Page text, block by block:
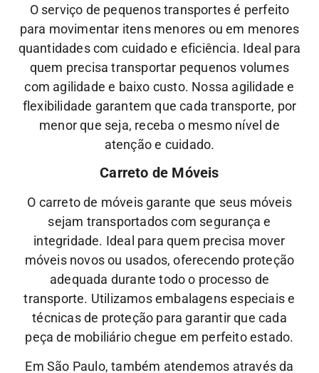
O serviço de pequenos transportes é perfeito
para movimentar itens menores ou em menores
quantidades com cuidado e eficiência. Ideal para
quem precisa transportar pequenos volumes
com agilidade e baixo custo. Nossa agilidade e
flexibilidade garantem que cada transporte, por
menor que seja, receba o mesmo nível de
atençãoe cuidado.
Carreto de Móveis
O carreto de móveis garante que seus móveis
sejam transportados com segurança e
integridade. Ideal para quem precisa mover
móveis novos ou usados, oferecendo proteção
adequada durante todo o processo de
transporte. Utilizamos embalagens especiais e
técnicas de proteção para garantir que cada
peça de mobiliário chegue em perfeito estado.
Em São Paulo, também atendemos através da